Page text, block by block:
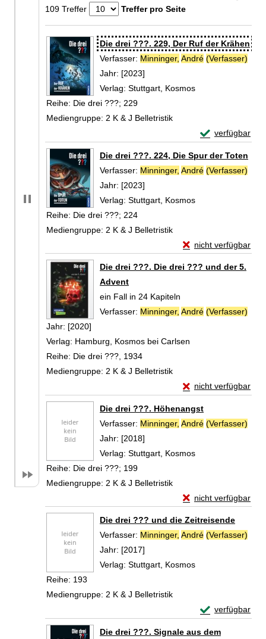
109 Treffer
Treffer pro Seite
Suchergebnis
Zu den Suchfiltern springen
Die drei ???. 229, Der Ruf der Krähen
Verfasser: Minninger, André (Verfasser)
Jahr: [2023]
Verlag: Stuttgart, Kosmos
Reihe: Die drei ???; 229
Mediengruppe: 2 K & J Belletristik
verfügbar
Exemplar-
Die drei ???. 224, Die Spur der Toten
Verfasser: Minninger, André (Verfasser)
Jahr: [2023]
Verlag: Stuttgart, Kosmos
Reihe: Die drei ???; 224
Mediengruppe: 2 K & J Belletristik
nicht verfügbar
Exemplar-Details
Die drei ???. Die drei ??? und der 5.
Advent
ein Fall in 24 Kapiteln
Verfasser: Minninger, André (Verfasser)
Jahr: [2020]
Verlag: Hamburg, Kosmos bei Carlsen
Reihe: Die drei ???, 1934
Mediengruppe: 2 K & J Belletristik
nicht verfügbar
Exemplar-Details
Die drei ???. Höhenangst
Verfasser: Minninger, André (Verfasser)
Jahr: [2018]
Verlag: Stuttgart, Kosmos
Reihe: Die drei ???; 199
Mediengruppe: 2 K & J Belletristik
nicht verfügbar
Exemplar-Details
Die drei ??? und die Zeitreisende
Verfasser: Minninger, André (Verfasser)
Jahr: [2017]
Verlag: Stuttgart, Kosmos
Reihe: 193
Mediengruppe: 2 K & J Belletristik
verfügbar
Exemplar-
Die drei ???. Signale aus dem